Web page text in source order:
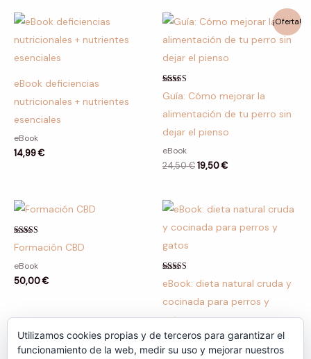
eBook deficiencias
nutricionales + nutrientes
esenciales
eBook
14,99€
¡Oferta!
Valorado con
5.00
Guía: Cómo mejorar la
alimentación de tu perro sin
dejar el pienso
eBook
24,50€
El
precio
original
24,50 €.
19,50€
precio
actual
19,50 €.
Valorado con
5.00
Formación CBD
eBook
50,00€
Valorado con
5.00
eBook: dieta natural cruda y
cocinada para perros y
gatos
eBook
14,99€
Utilizamos cookies propias y de terceros para garantizar el
funcionamiento de la web, medir su uso y mejorar nuestros